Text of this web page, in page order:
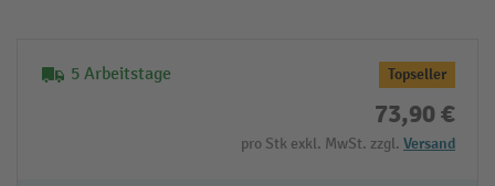
5 Arbeitstage Topseller
73,90 €
pro Stk exkl. MwSt. zzgl. Versand